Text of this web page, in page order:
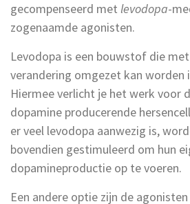
gecompenseerd met levodopa-
zogenaamde agonisten.
Levodopa is een bouwstof die
verandering omgezet kan worden
Hiermee verlicht je het werk voor
dopamine producerende
er veel levodopa aanwezig is,
bovendien gestimuleerd om hun
dopamineproductie op te voeren.
Een andere optie zijn de